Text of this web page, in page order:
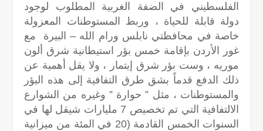
الفلسطيني في الضفة الغربية المطلوب لوجود
دولة قابلة للحياة ، وربط المستوطنات المعزولة
خاصة في محافظتي نابلس ورام الله – البيرة مع
غور الأردن بإقامة خمس بؤر استيطانية شرق ألون
موريه ، وست بؤر شرق إيتمار ، ولا يقل أهمية عن
ذلك الدفع قدماً بشق طرق التفافية إلى هذه البؤر
والمستوطنات ، مثل ” حوارة ” وغيره من الشوارع
الالتفافية التي تم تخصيص 7 مليارات شيقل لها في
السنوات الخمس القادمة (20 في المئة من ميزانية